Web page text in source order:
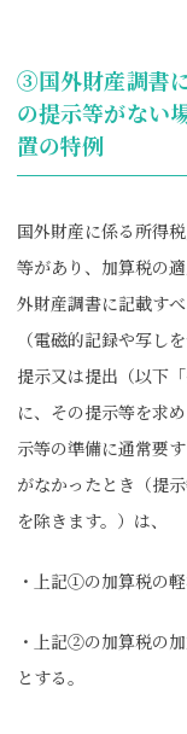
③国外財産調書
の提示等がない
置の特例
国外財産に係る所得
等があり、加算税の
外財産調書に記載す
（電磁的記録や写し
提示又は提出（以下
に、その提示等を求
示等の準備に通常要
がなかったとき（提
を除きます。）は、
・上記①の加算税の
・上記②の加算税の
とする。